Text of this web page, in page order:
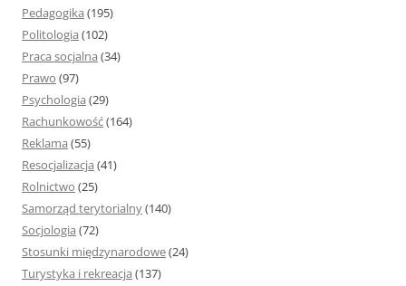
Pedagogika (195)
Politologia (102)
Praca socjalna (34)
Prawo (97)
Psychologia (29)
Rachunkowość(164)
Reklama (55)
Resocjalizacja (41)
Rolnictwo (25)
Samorząd terytorialny(140)
Socjologia (72)
Stosunki międzynarodowe(24)
Turystyka i rekreacja (137)